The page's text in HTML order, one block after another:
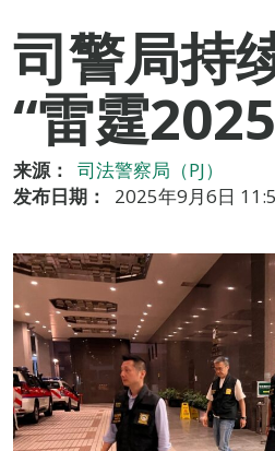
司警局持
“雷霆
来源：
司法警察局（PJ）
发布日期：
2025年9月6日